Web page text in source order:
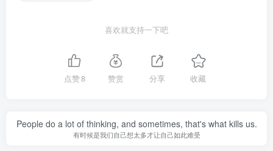
喜欢就支持一下吧
点赞8 赞赏 分享 收藏
People do a lot of thinking, and sometimes, that's what kills us.
有时候是我们自己想太多才让自己如此难受